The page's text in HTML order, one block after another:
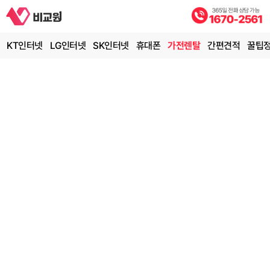
KT인터넷 LG인터넷 SK인터넷 휴대폰 가전렌탈 간편견적 꿀팁